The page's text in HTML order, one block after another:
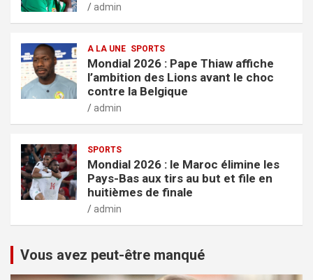
admin
A LA UNE SPORTS
Mondial 2026 : Pape Thiaw affiche
l’ambition des Lions avant le choc
contre la Belgique
admin
SPORTS
Mondial 2026 : le Maroc élimine les
Pays-Bas aux tirs au but et file en
huitièmes de finale
admin
Vous avez peut-être manqué